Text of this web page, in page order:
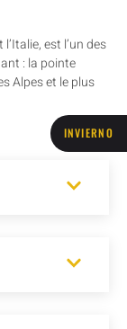
INVIERNO
est l’un des
: la pointe
Alpes et le plus